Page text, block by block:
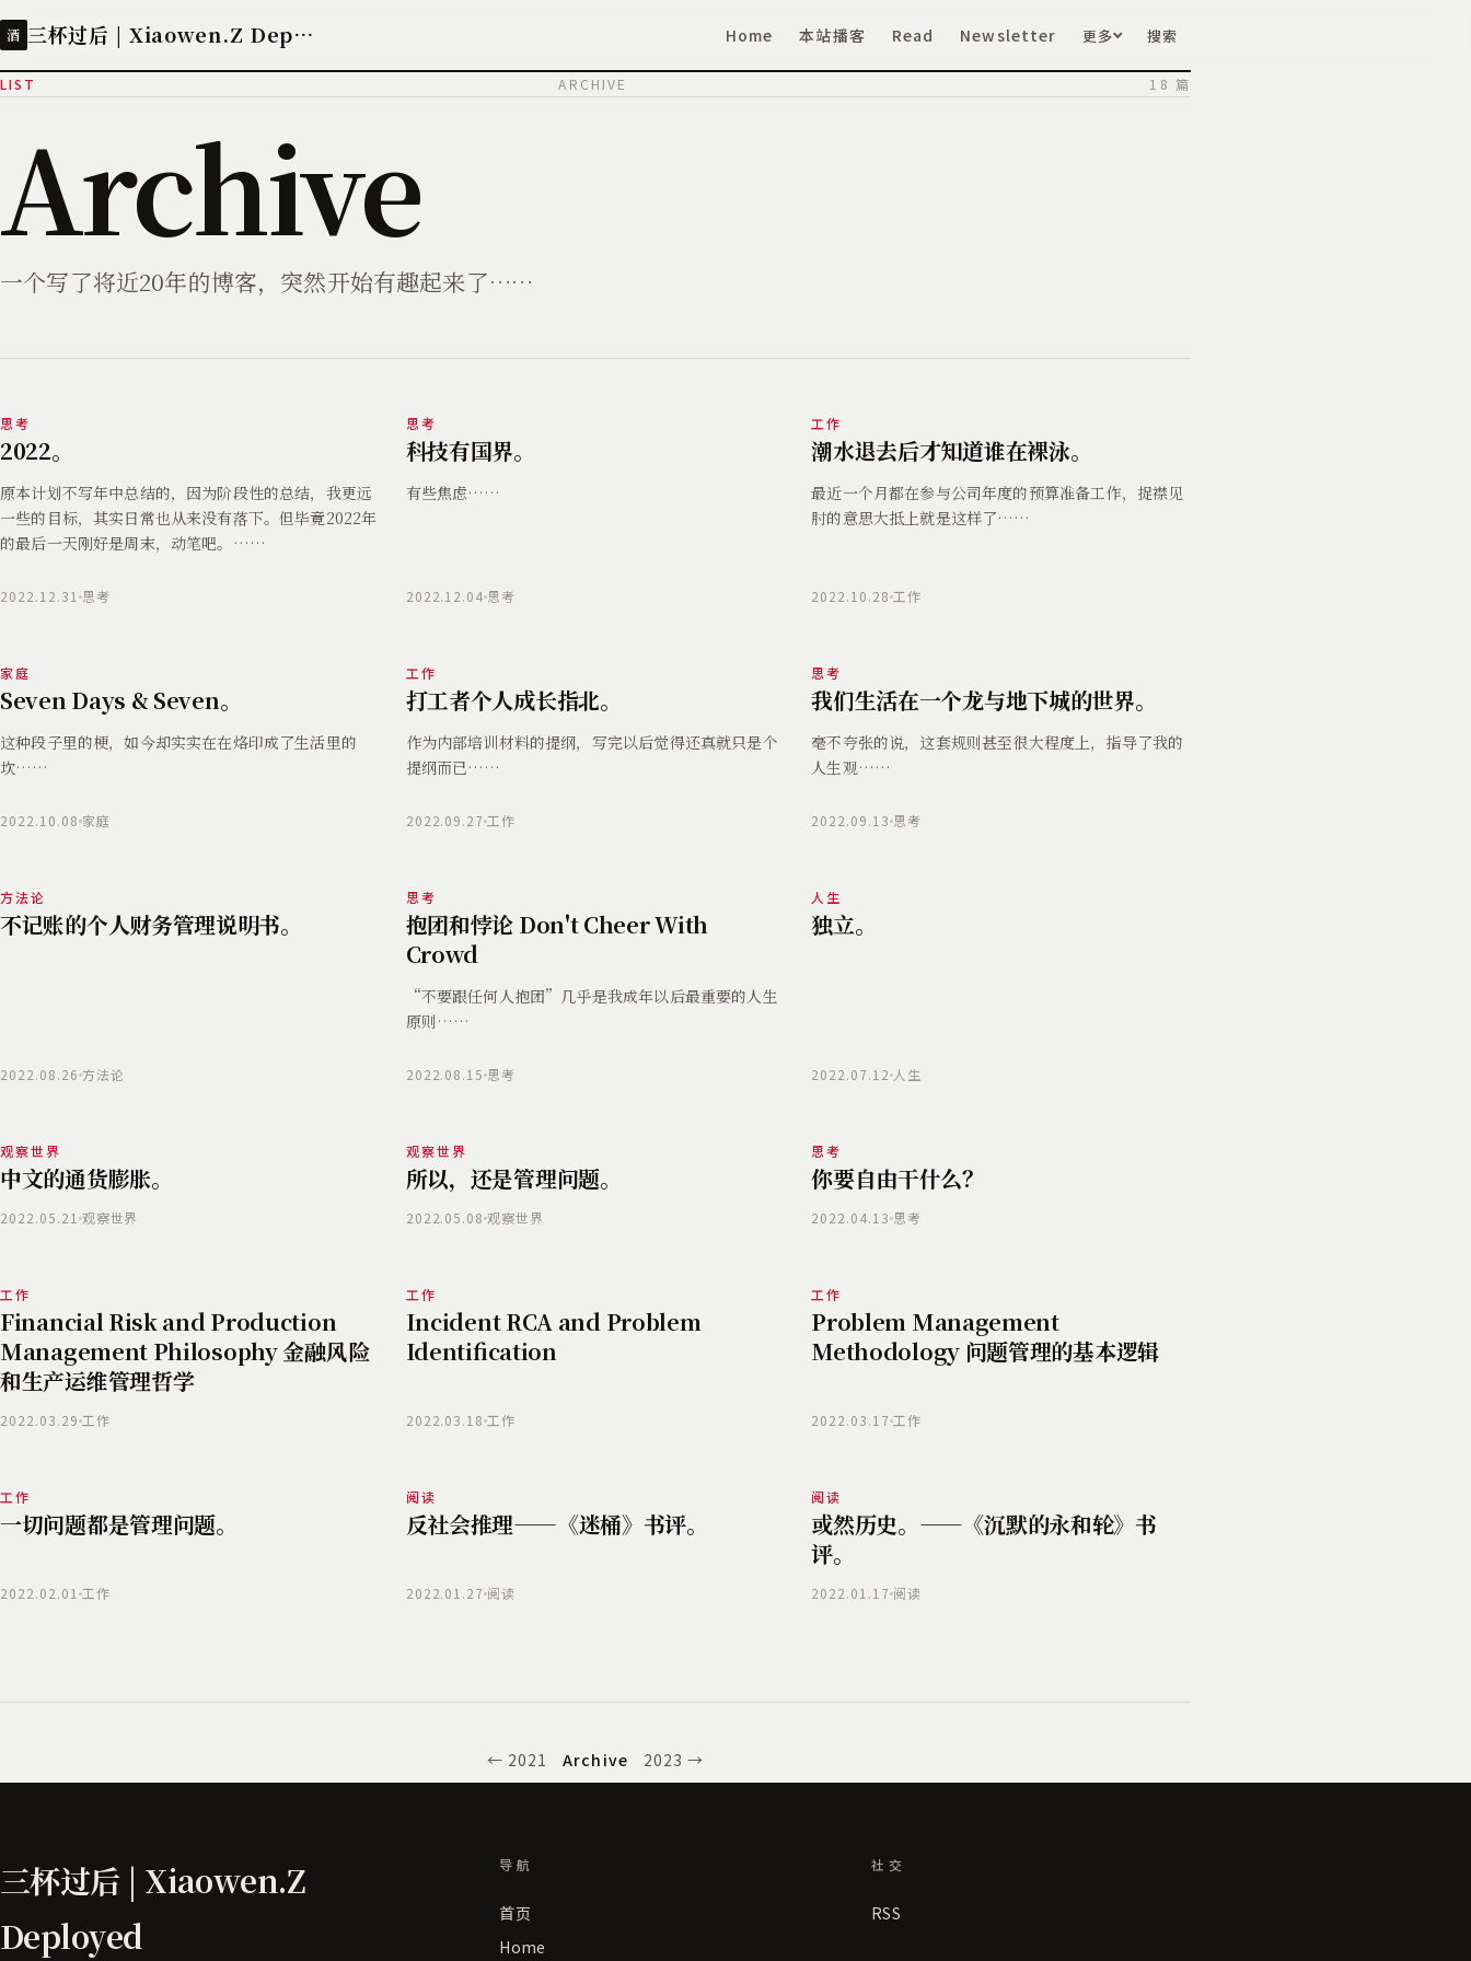
酒 三杯过后 | Xiaowen.Z Deployed Home 本站播客 Read Newsletter 更多 搜索
LIST ARCHIVE 18 篇
Archive
一个写了将近20年的博客，突然开始有趣起来了……
思考
2022。
原本计划不写年中总结的，因为阶段性的总结，我更远
一些的目标，其实日常也从来没有落下。但毕竟2022年
的最后一天刚好是周末，动笔吧。……
2022.12.31 思考
思考
科技有国界。
有些焦虑……
2022.12.04 思考
工作
潮水退去后才知道谁在裸泳。
最近一个月都在参与公司年度的预算准备工作，捉襟见
肘的意思大抵上就是这样了……
2022.10.28 工作
家庭
Seven Days & Seven。
这种段子里的梗，如今却实实在在烙印成了生活里的
坎……
2022.10.08 家庭
工作
打工者个人成长指北。
作为内部培训材料的提纲，写完以后觉得还真就只是个
提纲而已……
2022.09.27 工作
思考
我们生活在一个龙与地下城的世界。
毫不夸张的说，这套规则甚至很大程度上，指导了我的
人生观……
2022.09.13 思考
方法论
不记账的个人财务管理说明书。
2022.08.26 方法论
思考
抱团和悖论 Don't Cheer With
Crowd
“不要跟任何人抱团”几乎是我成年以后最重要的人生
原则……
2022.08.15 思考
人生
独立。
2022.07.12 人生
观察世界
中文的通货膨胀。
2022.05.21 观察世界
观察世界
所以，还是管理问题。
2022.05.08观察世界
思考
你要自由干什么？
2022.04.13 思考
工作
Financial Risk and Production
Management Philosophy 金融风险
和生产运维管理哲学
2022.03.29 工作
工作
Incident RCA and Problem
Identification
2022.03.18 工作
工作
Problem Management
Methodology 问题管理的基本逻辑
2022.03.17 工作
工作
一切问题都是管理问题。
2022.02.01 工作
阅读
反社会推理——《迷桶》书评。
2022.01.27 阅读
阅读
或然历史。——《沉默的永和轮》书
评。
2022.01.17 阅读
← 2021 Archive 2023 →
三杯过后 | Xiaowen.Z
Deployed
导航
首页
Home
社交
RSS